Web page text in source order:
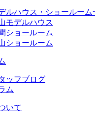
ルハウス・ショールーム
モデルハウス
ショールーム
ショールーム
ッフブログ
ム
いて